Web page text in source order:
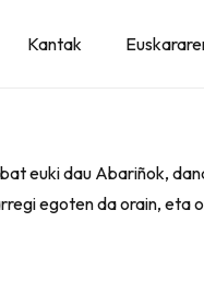
Kantak
euki dau Abariñok,
egoten da orain, eta